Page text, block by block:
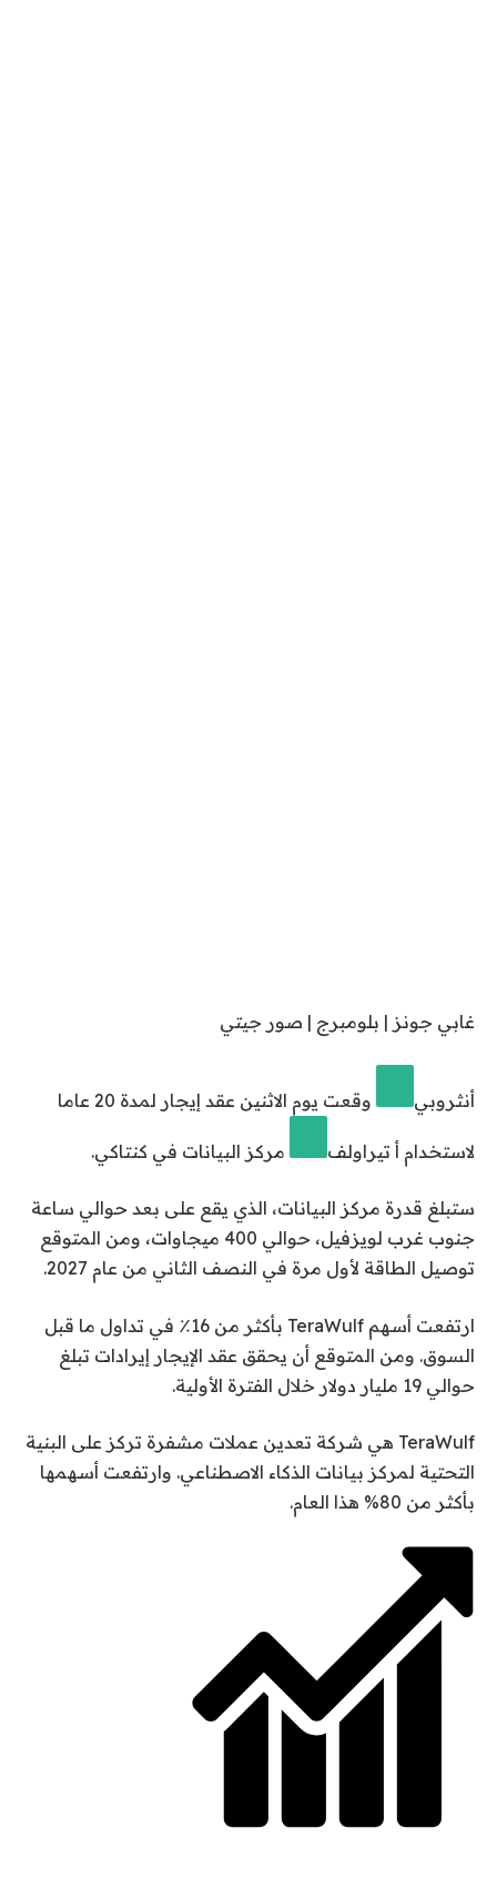
غابي جونز | بلومبرج | صور جيتي
أنثروبي وقعت يوم الاثنين عقد إيجار لمدة 20 عاما
لاستخدام أ تيراولف مركز البيانات في كنتاكي.
ستبلغ قدرة مركز البيانات، الذي يقع على بعد حوالي ساعة
جنوب غرب لويزفيل، حوالي 400 ميجاوات، ومن المتوقع
توصيل الطاقة لأول مرة في النصف الثاني من عام 2027.
ارتفعت أسهم TeraWulf بأكثر من 16٪ في تداول ما قبل
السوق. ومن المتوقع أن يحقق عقد الإيجار إيرادات تبلغ
حوالي 19 مليار دولار خلال الفترة الأولية.
TeraWulf هي شركة تعدين عملات مشفرة تركز على البنية
التحتية لمركز بيانات الذكاء الاصطناعي. وارتفعت أسهمها
بأكثر من 80% هذا العام.